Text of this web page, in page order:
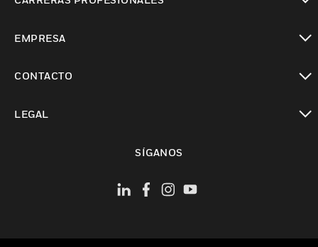
EMPRESA
CONTACTO
LEGAL
SÍGANOS